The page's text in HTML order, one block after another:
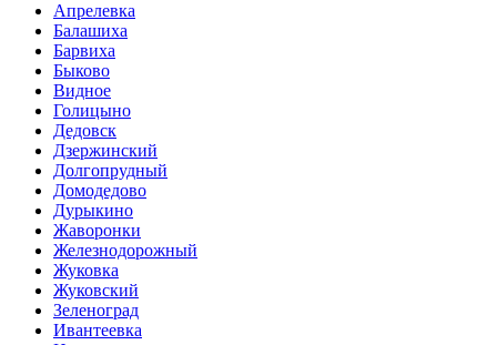
Апрелевка
Балашиха
Барвиха
Быково
Видное
Голицыно
Дедовск
Дзержинский
Долгопрудный
Домодедово
Дурыкино
Жаворонки
Железнодорожный
Жуковка
Жуковский
Зеленоград
Ивантеевка